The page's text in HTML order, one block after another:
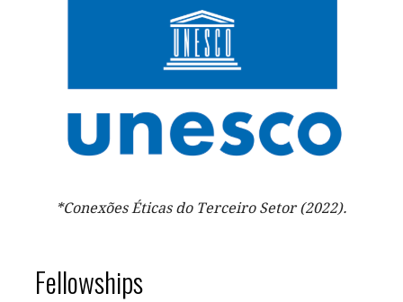
*Conexões Éticas do Terceiro Setor (2022).
Fellowships